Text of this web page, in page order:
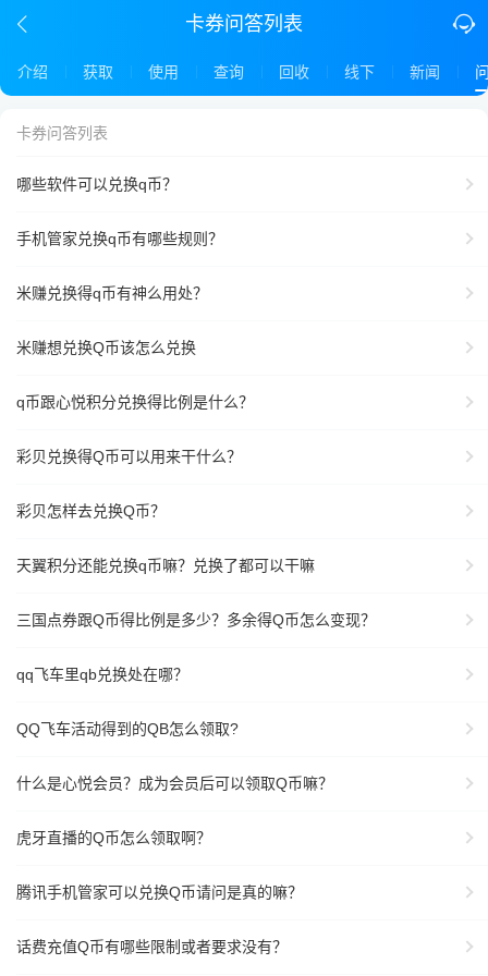
卡券问答列表
介绍 获取 使用 查询 回收 线下 新闻
卡券问答列表
哪些软件可以兑换q币？
手机管家兑换q币有哪些规则？
米赚兑换得q币有神么用处？
米赚想兑换Q币该怎么兑换
q币跟心悦积分兑换得比例是什么？
彩贝兑换得Q币可以用来干什么？
彩贝怎样去兑换Q币？
天翼积分还能兑换q币嘛？兑换了都可以干嘛
三国点券跟Q币得比例是多少？多余得Q币怎么变现？
qq飞车里qb兑换处在哪？
QQ飞车活动得到的QB怎么领取?
什么是心悦会员？成为会员后可以领取Q币嘛？
虎牙直播的Q币怎么领取啊？
腾讯手机管家可以兑换Q币请问是真的嘛？
话费充值Q币有哪些限制或者要求没有？